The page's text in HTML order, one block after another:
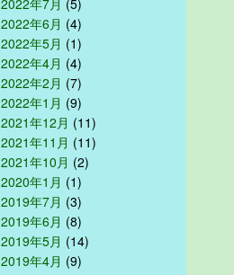
2022年6月 (4)
2022年5月 (1)
2022年4月 (4)
2022年2月 (7)
2022年1月 (9)
2021年12月 (11)
2021年11月 (11)
2021年10月 (2)
2020年1月 (1)
2019年7月 (3)
2019年6月 (8)
2019年5月 (14)
2019年4月 (9)